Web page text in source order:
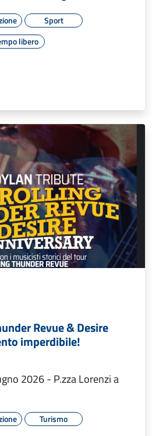
Sport
libero
Revue & Desire
imperdibile!
2026 - P.zza Lorenzi a
Turismo